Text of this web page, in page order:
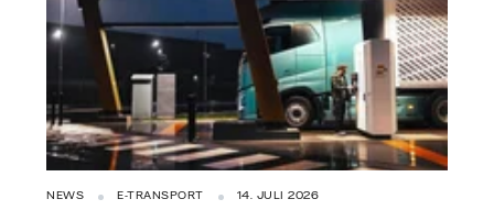
NEWS E-TRANSPORT 14. JULI 2026